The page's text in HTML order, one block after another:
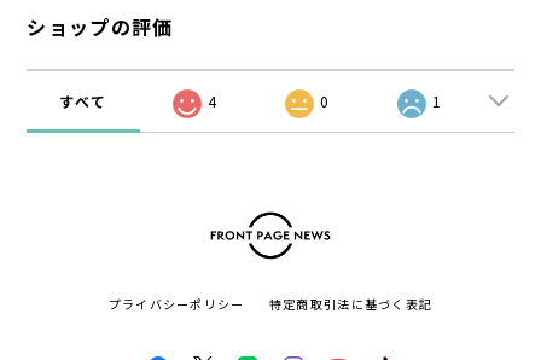
ショップの評価
すべて 4 0 1
プライバシーポリシー 特定商取引法に基づく表記